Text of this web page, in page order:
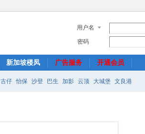
用户名
密码
新加坡楼凤 广告服务 开通会员
古仔 怡保 沙登 巴生 加影 云顶 大城堡 文良港